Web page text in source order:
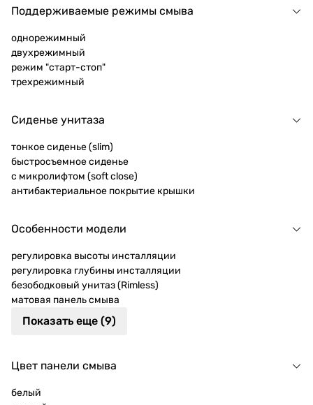
Поддерживаемые режимы смыва
однорежимный
двухрежимный
режим "старт-стоп"
трехрежимный
Сиденье унитаза
тонкое сиденье (slim)
быстросъемное сиденье
с микролифтом (soft close)
антибактериальное покрытие крышки
Особенности модели
регулировка высоты инсталляции
регулировка глубины инсталляции
безободковый унитаз (Rimless)
матовая панель смыва
Показать еще (9)
Цвет панели смыва
белый